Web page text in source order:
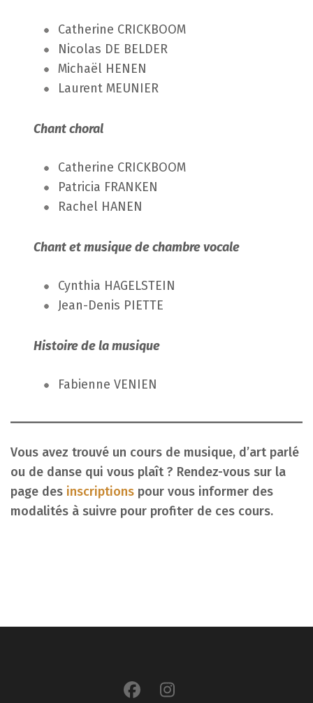
Catherine CRICKBOOM
Nicolas DE BELDER
Michaël HENEN
Laurent MEUNIER
Chant choral
Catherine CRICKBOOM
Patricia FRANKEN
Rachel HANEN
Chant et musique de chambre vocale
Cynthia HAGELSTEIN
Jean-Denis PIETTE
Histoire de la musique
Fabienne VENIEN
Vous avez trouvé un cours de musique, d’art parlé
ou de danse qui vous plaît ? Rendez-vous sur la
page des inscriptions pour vous informer des
modalités à suivre pour profiter de ces cours.